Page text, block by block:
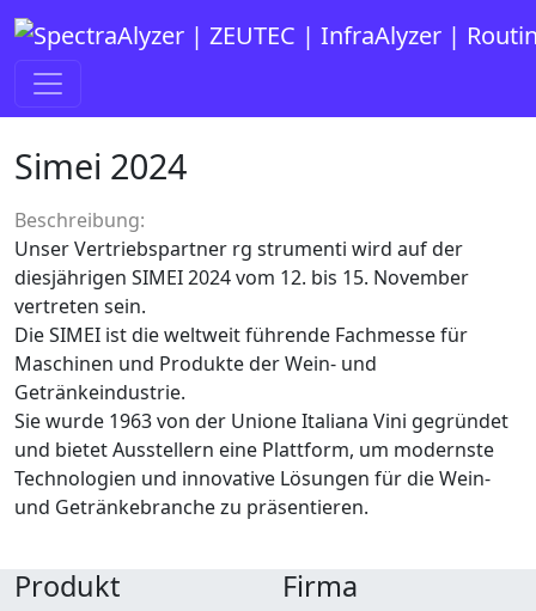
Zum Inhalt springen
Hauptnavigation
Simei 2024
Beschreibung:
Unser Vertriebspartner rg strumenti wird auf der
diesjährigen SIMEI 2024 vom 12. bis 15. November
vertreten sein.
Die SIMEI ist die weltweit führende Fachmesse für
Maschinen und Produkte der Wein- und
Getränkeindustrie.
Sie wurde 1963 von der Unione Italiana Vini gegründet
und bietet Ausstellern eine Plattform, um modernste
Technologien und innovative Lösungen für die Wein-
und Getränkebranche zu präsentieren.
Produkt Firma